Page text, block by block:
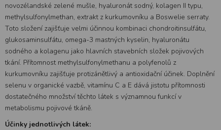
novozélandské zelené mušle, hyaluronát sodný, kolagen II typu,
methylsulfonylmethan, extrakt z kurkumovníku a Boswelie serraty.
Toto složení zajišťuje velmi účinnou kombinaci chondroitinsulfátu,
glukosaminsulfátu, omega-3 mastných kyselin, hyaluronátu
sodného a kolagenu jako hlavních stavebních složek pojivových
tkání. Přítomnost methylsulfonylmethanu a polyfenolů z
kurkumovníku zajišťuje protizánětlivý a antioxidační účinek. Doplnění
selenu v organické vazbě, vitamínu C a E dává jistotu přítomnosti
dostatečného množství těchto látek s významnou funkcí v
metabolismu pojivové tkáně.
Účinky jednotlivých látek: